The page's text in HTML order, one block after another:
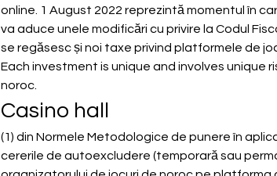
online. 1 August 2022 reprezintă momentul în
va aduce unele modificări cu privire la Codul
se regăsesc și noi taxe privind platformele de
Each investment is unique and involves unique
noroc.
Casino hall
(1) din Normele Metodologice de punere în
cererile de autoexcludere (temporară sau